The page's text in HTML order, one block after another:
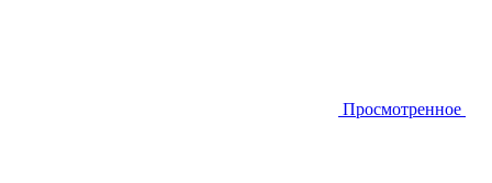
Просмотренное